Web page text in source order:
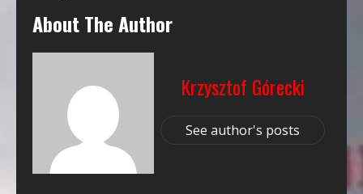
About The Author
Krzysztof Górecki
See author's posts